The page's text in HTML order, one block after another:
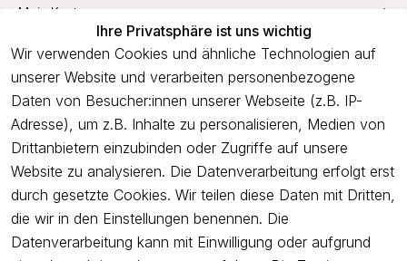
Ihre Privatsphäre ist uns wichtig
Wir verwenden Cookies und ähnliche Technologien auf
unserer Website und verarbeiten personenbezogene
Daten von Besucher:innen unserer Webseite (z.B. IP-
Adresse), um z.B. Inhalte zu personalisieren, Medien von
Drittanbietern einzubinden oder Zugriffe auf unsere
Website zu analysieren. Die Datenverarbeitung erfolgt erst
durch gesetzte Cookies. Wir teilen diese Daten mit Dritten,
die wir in den Einstellungen benennen. Die
Datenverarbeitung kann mit Einwilligung oder aufgrund
Mein Konto
Service
Unternehmen
Newsletter
Freue dich über 5€ Rabatt bei deiner nächsten Bestellung und
profitiere von Angeboten.